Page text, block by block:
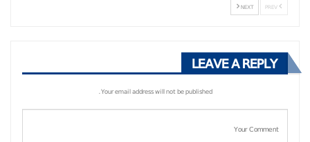
NEXT
LEAVE A REPLY
Your email address will not be published.